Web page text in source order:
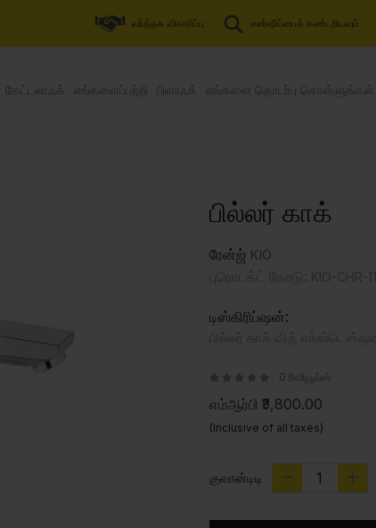
வர்த்தக விசாரிப்பு டீலர்ஷிப்பைக் கண்டறியவும்
கேட்டலாஃக் எங்களைப்பற்றி பிளாஃக் எங்களை தொடர்பு கொள்ளுங்கள்
பில்லர் காக்
ரேன்ஜ் KIO
டிஸ்கிரிப்ஷன்:
0 ரிவியூவ்ஸ்
எம்ஆர்பி ₹3,800.00
(Inclusive of all taxes)
குவான்டிடி